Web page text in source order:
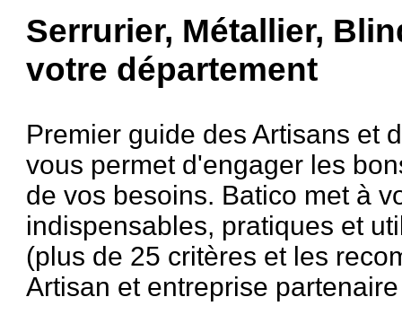
Serrurier, Métallier,
votre département
Premier guide des Artisans et
vous permet d'engager les
de vos besoins. Batico met à
indispensables, pratiques et
(plus de 25 critères et les
Artisan et entreprise